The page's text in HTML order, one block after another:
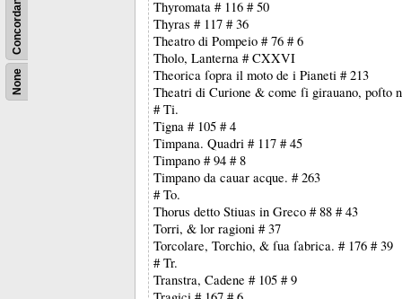
None
Concordance
Thyromata # 116 # 50
Thyras # 117 # 36
Theatro di Pompeio # 76 # 6
Tholo, Lanterna # CXXVI
Theorica ſopra il moto de i Pianeti # 213
Theatri di Curione & come ſi girauano, poſto
# Ti.
Tigna # 105 # 4
Timpana. Quadri # 117 # 45
Timpano # 94 # 8
Timpano da cauar acque. # 263
# To.
Thorus detto Stiuas in Greco # 88 # 43
Torri, & lor ragioni # 37
Torcolare, Torchio, & ſua ſabrica. # 176 # 39
# Tr.
Transtra, Cadene # 105 # 9